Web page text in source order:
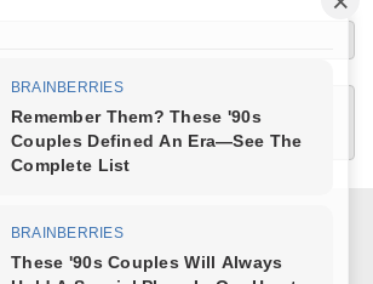
link="https://t.me/+XlRMybUOlQUwZDUy" text="Join